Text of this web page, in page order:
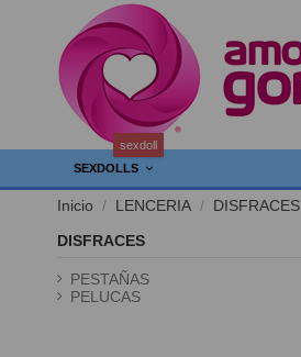
SEXDOLLS
sexdoll
Inicio LENCERIA DISFRACES
DISFRACES
PESTAÑAS
PELUCAS